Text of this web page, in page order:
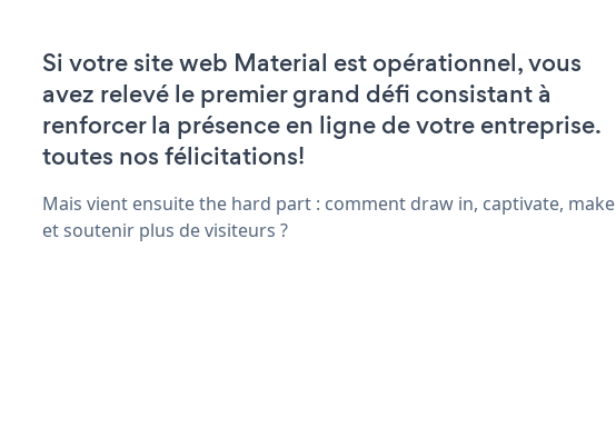
Si votre site web Material est opérationnel, vous
avez relevé le premier grand défi consistant à
renforcer la présence en ligne de votre entreprise.
toutes nos félicitations!
Mais vient ensuite the hard part : comment draw in, captivate, make
et soutenir plus de visiteurs ?